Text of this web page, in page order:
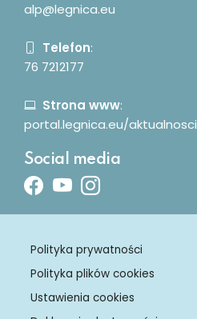
alp@legnica.eu
Telefon:
76 7212177
Strona www:
portal.legnica.eu/aktualnosci
Social media
FacebookYoutubeInstagram
Polityka prywatności
Polityka plików cookies
Ustawienia cookies